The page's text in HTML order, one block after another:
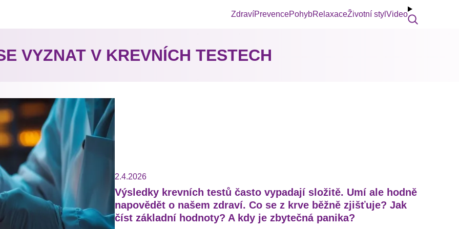
ZdravíPrevencePohybRelaxaceŽivotní styl Video
VYZNAT V KREVNÍCH TESTECH
2.4.2026
Výsledky krevních testů často vypadají složitě. Umí ale hodně
napovědět o našem zdraví. Co se z krve běžně zjišťuje? Jak
číst základní hodnoty? A kdy je zbytečná panika?